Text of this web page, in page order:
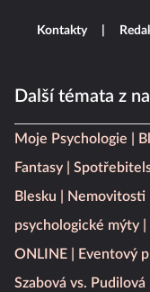
Další témata z
Moje Psychologie
Fantasy
Blesku
Nemovitosti
psychologické mýty
ONLINE
Eventový
Szabová vs. Pudilová
Kontakty